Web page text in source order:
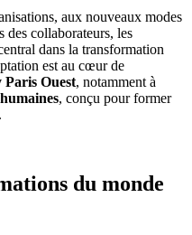
aux nouveaux modes
des collaborateurs, les
dans la transformation
est au cœur de
Ouest, notamment à
, conçu pour former
du monde